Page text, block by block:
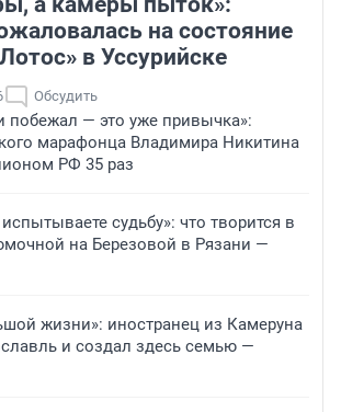
на состояние
в Уссурийске
Обсудить
побежал — это уже привычка»:
марафонца Владимира Никитина
РФ 35 раз
судьбу»: что творится в
на Березовой в Рязани —
жизни»: иностранец из Камеруна
и создал здесь семью —